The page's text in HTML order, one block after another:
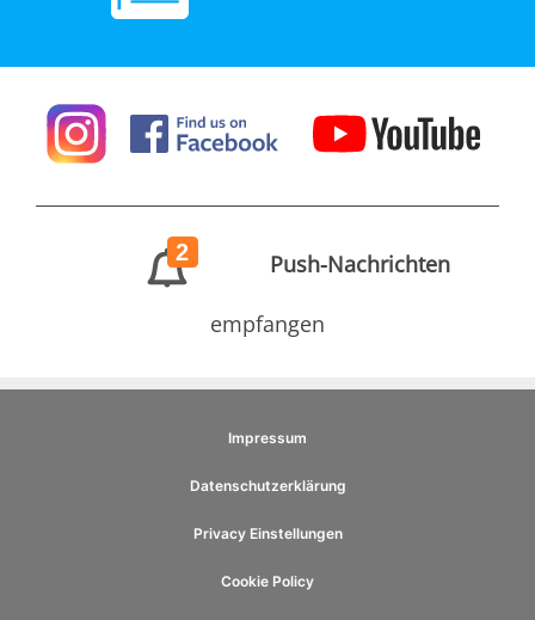
2 Push-Nachrichten
empfangen
Impressum
Datenschutzerklärung
Privacy Einstellungen
Cookie Policy